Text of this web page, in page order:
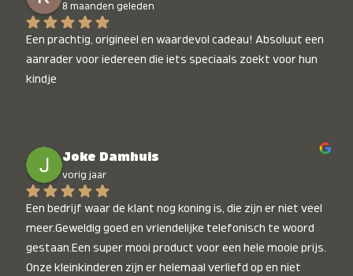
8 maanden geleden
Een prachtig, origineel en waardevol cadeau! Absoluut een
aanrader voor iedereen die iets speciaals zoekt voor hun
kindje
Joke Damhuis
vorig jaar
Een bedrijf waar de klant nog koning is, die zijn er niet veel
meer.Geweldig goed en vriendelijke telefonisch te woord
gestaan.Een super mooi product voor een hele mooie prijs.
Onze kleinkinderen zijn er helemaal verliefd op en niet